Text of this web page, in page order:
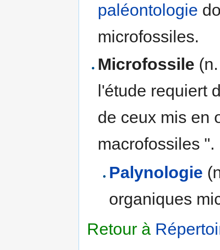
paléontologie
microfossiles.
Microfossile
l'étude requiert
de ceux mis en
macrofossiles ".
Palynologie
organiques
Retour à